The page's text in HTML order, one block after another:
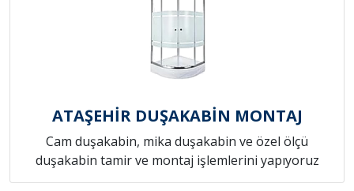
ATAŞEHİR DUŞAKABİN MONTAJ
Cam duşakabin, mika duşakabin ve özel ölçü
duşakabin tamir ve montaj işlemlerini yapıyoruz